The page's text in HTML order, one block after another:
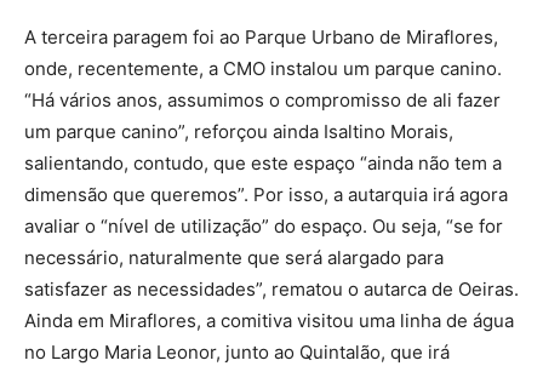
A terceira paragem foi ao Parque Urbano de Miraflores,
onde, recentemente, a CMO instalou um parque canino.
“Há vários anos, assumimos o compromisso de ali fazer
um parque canino”, reforçou ainda Isaltino Morais,
salientando, contudo, que este espaço “ainda não tem a
dimensão que queremos”. Por isso, a autarquia irá agora
avaliar o “nível de utilização” do espaço. Ou seja, “se for
necessário, naturalmente que será alargado para
satisfazer as necessidades”, rematou o autarca de Oeiras.
Ainda em Miraflores, a comitiva visitou uma linha de água
no Largo Maria Leonor, junto ao Quintalão, que irá